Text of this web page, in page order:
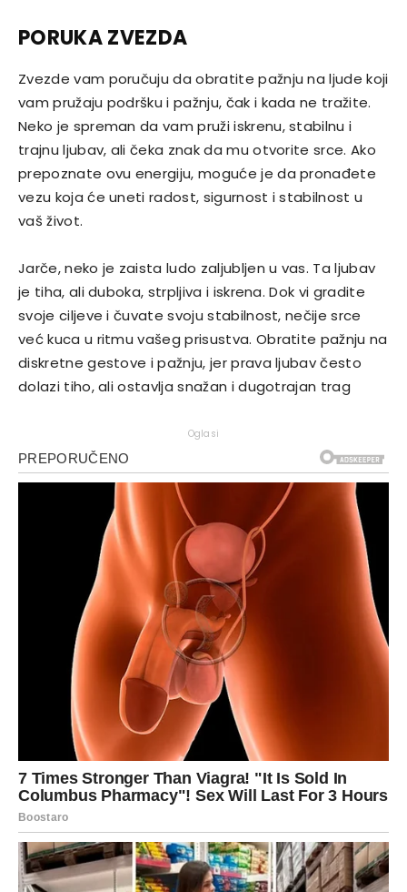
PORUKA ZVEZDA
Zvezde vam poručuju da obratite pažnju na ljude koji
vam pružaju podršku i pažnju, čak i kada ne tražite.
Neko je spreman da vam pruži iskrenu, stabilnu i
trajnu ljubav, ali čeka znak da mu otvorite srce. Ako
prepoznate ovu energiju, moguće je da pronađete
vezu koja će uneti radost, sigurnost i stabilnost u
vaš život.
Jarče, neko je zaista ludo zaljubljen u vas. Ta ljubav
je tiha, ali duboka, strpljiva i iskrena. Dok vi gradite
svoje ciljeve i čuvate svoju stabilnost, nečije srce
već kuca u ritmu vašeg prisustva. Obratite pažnju na
diskretne gestove i pažnju, jer prava ljubav često
dolazi tiho, ali ostavlja snažan i dugotrajan trag
Oglasi